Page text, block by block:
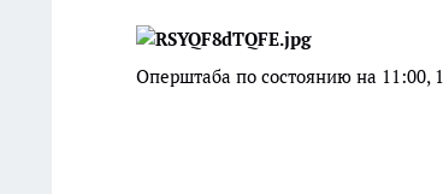
Оперштаба по состоянию на 11:00,